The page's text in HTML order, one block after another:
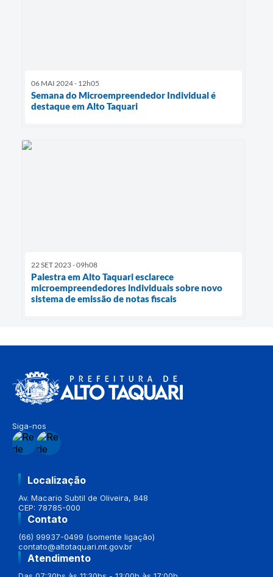
06 MAI 2024 - 12h05
Semana do Microempreendedor Individual é
destaque em Alto Taquari
22 SET 2023 - 09h08
Palestra em Alto Taquari esclarece
microempreendedores individuais sobre novo
sistema de emissão de notas fiscais
Siga-nos
Localização
Av. Macario Subtil de Oliveira, 848
CEP: 78785-000
Contato
(66) 99937-0499 (somente ligação)
contato@altotaquari.mt.gov.br
Atendimento